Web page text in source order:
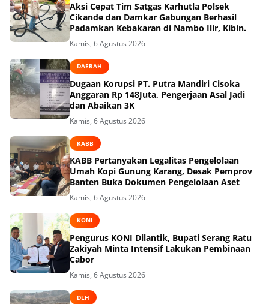
Aksi Cepat Tim Satgas Karhutla Polsek
Cikande dan Damkar Gabungan Berhasil
Padamkan Kebakaran di Nambo Ilir, Kibin.
Kamis, 6 Agustus 2026
DAERAH
Dugaan Korupsi PT. Putra Mandiri Cisoka
Anggaran Rp 148Juta, Pengerjaan Asal Jadi
dan Abaikan 3K
Kamis, 6 Agustus 2026
KABB
KABB Pertanyakan Legalitas Pengelolaan
Umah Kopi Gunung Karang, Desak Pemprov
Banten Buka Dokumen Pengelolaan Aset
Kamis, 6 Agustus 2026
KONI
Pengurus KONI Dilantik, Bupati Serang Ratu
Zakiyah Minta Intensif Lakukan Pembinaan
Cabor
Kamis, 6 Agustus 2026
DLH